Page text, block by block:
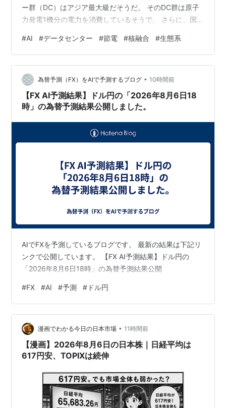
ー群（DC）はアジア最大級だそうだ。 そのDC群は原子
力発電1機分の電力を消費しているそうで、 さらに、国内
とか。 このまま世界中でAIを開発し使い続けると、電力
不足は必至。 近い将来的には核融合発電所が必要にな
り、すでに経済界の潮流はそれに向かって動いているら
しい。 「原子力発電所をAIに管理させる」という案は以
前からきいていた。 人間が管理するにはリスクが大きす
ぎると。 では、原発と核融…
#AI #データセンター #節電 #核融合 #生態系
為替予測（FX）をAIで予測するブログ • 10時間前
【FX AI予測結果】ドル円の「2026年8月6日18
時」の為替予測結果公開しました。
AIでFXを予測しているブログです。 最新の結果は下記リ
ンクで公開しています。 【FX AI予測結果】ドル円の
「2026年8月6日18時」の為替予測結果公開
#FX #AI #予測 # ドル円
漫画でわかる今日の日本市場 • 11時間前
【漫画】2026年8月6日の日本株｜日経平均は
617円安、TOPIXは続伸